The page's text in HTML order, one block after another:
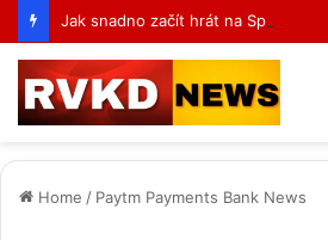
Home / Paytm Payments Bank News